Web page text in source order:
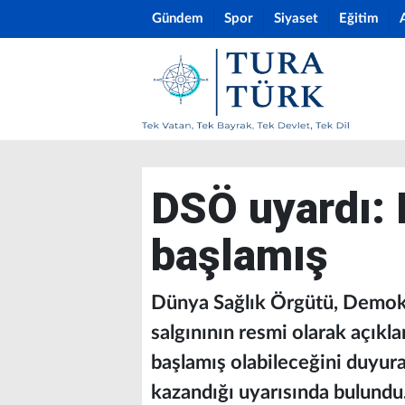
Gündem Spor Siyaset Eğitim
DSÖ
başlamış
Dünya Sağlık Örgütü,
salgınının resmi olarak
başlamış olabileceğini
kazandığı uyarısında